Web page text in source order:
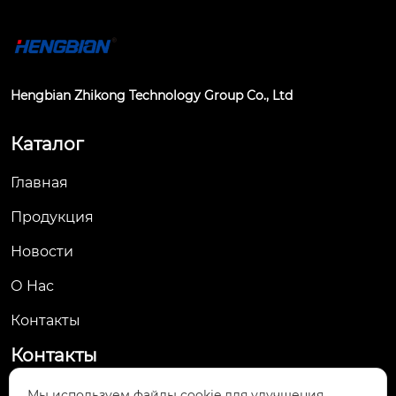
Hengbian Zhikong Technology Group Co., Ltd
Каталог
Главная
Продукция
Новости
О Hас
Контакты
Контакты